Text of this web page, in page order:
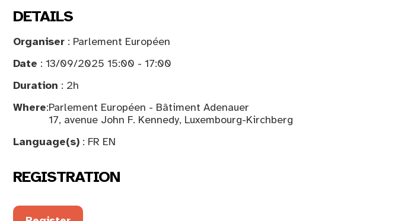
DETAILS
Organiser : Parlement Européen
Date : 13/09/2025 15:00 - 17:00
Duration : 2h
Where:Parlement Européen - Bâtiment Adenauer
17, avenue John F. Kennedy, Luxembourg-Kirchberg
Language(s) : FR EN
REGISTRATION